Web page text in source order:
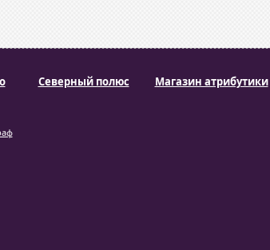
Северный полюс Магазин атрибутики